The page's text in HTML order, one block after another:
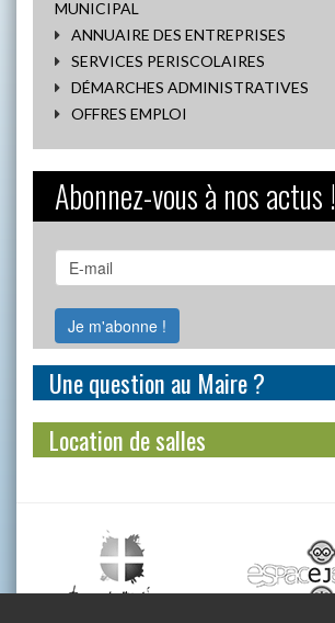
MUNICIPAL
ANNUAIRE DES ENTREPRISES
SERVICES PERISCOLAIRES
DÉMARCHES ADMINISTRATIVES
OFFRES EMPLOI
Abonnez-vous à nos actus !
Une question au Maire ?
Location de salles